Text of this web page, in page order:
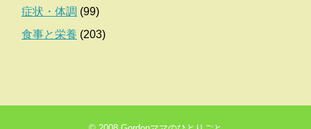
症状・体調 (99)
食事と栄養 (203)